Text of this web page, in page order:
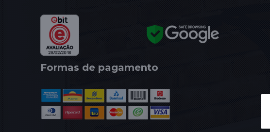
Formas de pagamento